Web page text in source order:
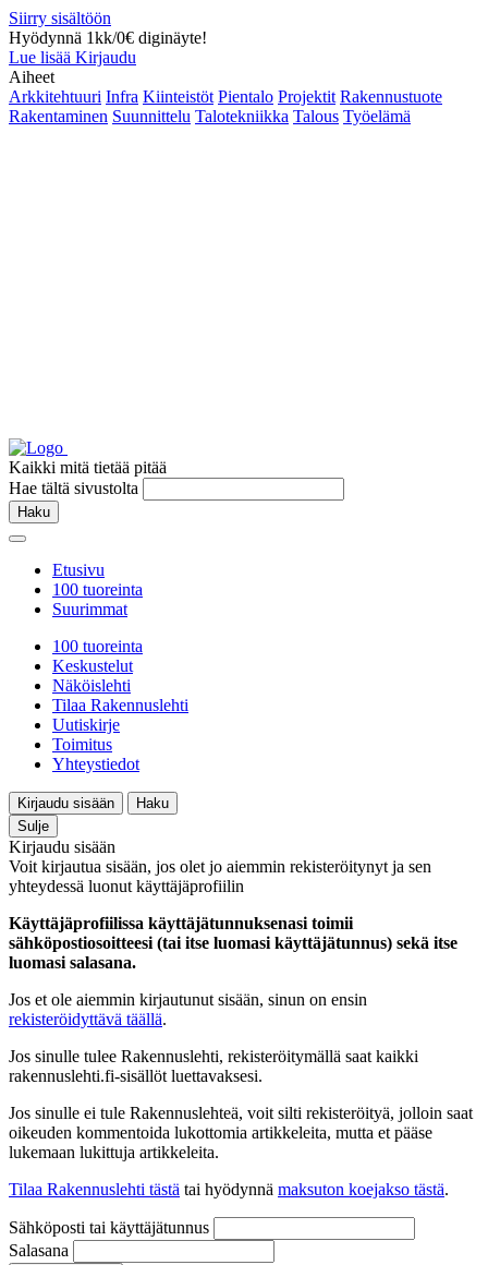
Siirry sisältöön
Hyödynnä 1kk/0€ diginäyte!
Lue lisää Kirjaudu
Aiheet
Arkkitehtuuri Infra Kiinteistöt Pientalo Projektit Rakennustuote
Rakentaminen Suunnittelu Talotekniikka Talous Työelämä
Kaikki mitä tietää pitää
Hae tältä sivustolta
Haku
Etusivu
100 tuoreinta
Suurimmat
100 tuoreinta
Keskustelut
Näköislehti
Tilaa Rakennuslehti
Uutiskirje
Toimitus
Yhteystiedot
Kirjaudu sisään
Haku
Sulje
Kirjaudu sisään
Voit kirjautua sisään, jos olet jo aiemmin rekisteröitynyt ja sen
yhteydessä luonut käyttäjäprofiilin
Käyttäjäprofiilissa käyttäjätunnuksenasi toimii
sähköpostiosoitteesi (tai itse luomasi käyttäjätunnus) sekä itse
luomasi salasana.
Jos et ole aiemmin kirjautunut sisään, sinun on ensin
rekisteröidyttävä täällä.
Jos sinulle tulee Rakennuslehti, rekisteröitymällä saat kaikki
rakennuslehti.fi-sisällöt luettavaksesi.
Jos sinulle ei tule Rakennuslehteä, voit silti rekisteröityä, jolloin saat
oikeuden kommentoida lukottomia artikkeleita, mutta et pääse
lukemaan lukittuja artikkeleita.
Tilaa Rakennuslehti tästä tai hyödynnä maksuton koejakso tästä.
Sähköposti tai käyttäjätunnus
Salasana